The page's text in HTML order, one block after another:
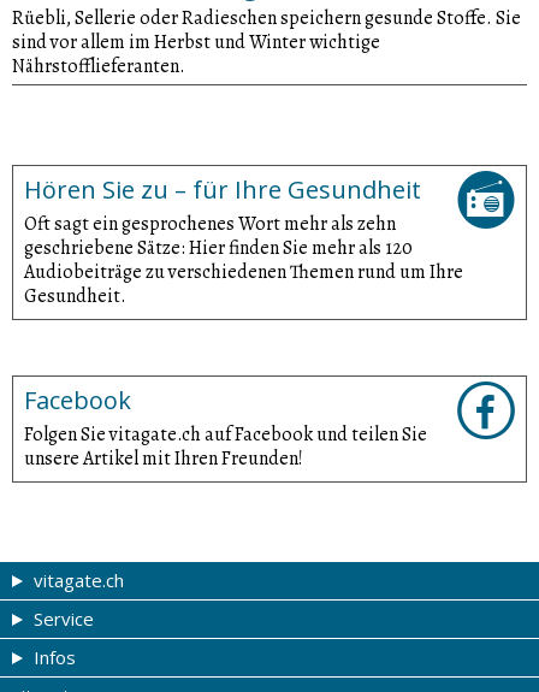
Rüebli, Sellerie oder Radieschen speichern gesunde Stoffe. Sie
sind vor allem im Herbst und Winter wichtige
Nährstofflieferanten.
Hören Sie zu – für Ihre Gesundheit
Oft sagt ein gesprochenes Wort mehr als zehn
geschriebene Sätze: Hier finden Sie mehr als 120
Audiobeiträge zu verschiedenen Themen rund um Ihre
Gesundheit.
Facebook
Folgen Sie vitagate.ch auf Facebook und teilen Sie
unsere Artikel mit Ihren Freunden!
vitagate.ch
Gesund & schön
Themen von A-Z
Service
Gutscheine
Infos